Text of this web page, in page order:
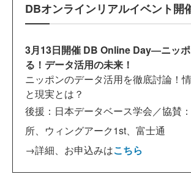
DBオンラインリアルイベント開
3月13日開催 DB Online Day―ニッ
る！データ活用の未来！
ニッポンのデータ活用を徹底討論！
と現実とは？
後援：日本データベース学会／協賛：
所、ウィングアーク1st、富士通
→詳細、お申込みはこちら